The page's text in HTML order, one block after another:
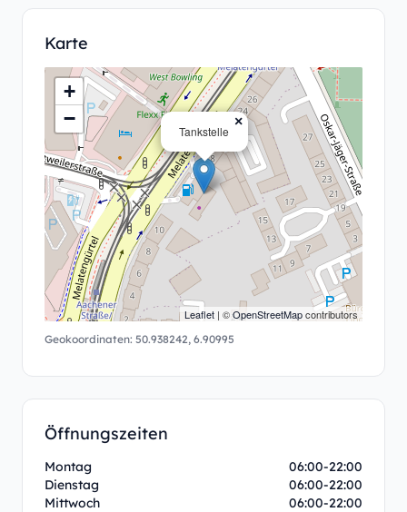
Karte
Tankstelle
×
+
−
Leaflet | ©OpenStreetMapcontributors
Geokoordinaten: 50.938242, 6.90995
Öffnungszeiten
Montag
06:00-22:00
Dienstag
06:00-22:00
Mittwoch
06:00-22:00